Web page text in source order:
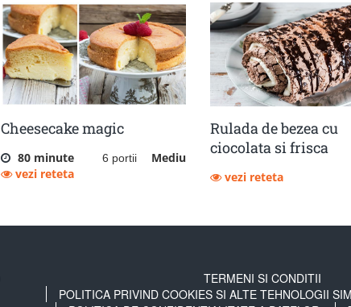
Cheesecake magic
80 minute 6 portii
Mediu
vezi reteta
Rulada de bezea cu
ciocolata si frisca
vezi reteta
TERMENI SI CONDITII
POLITICA PRIVIND COOKIES SI ALTE TEHNOLOGII